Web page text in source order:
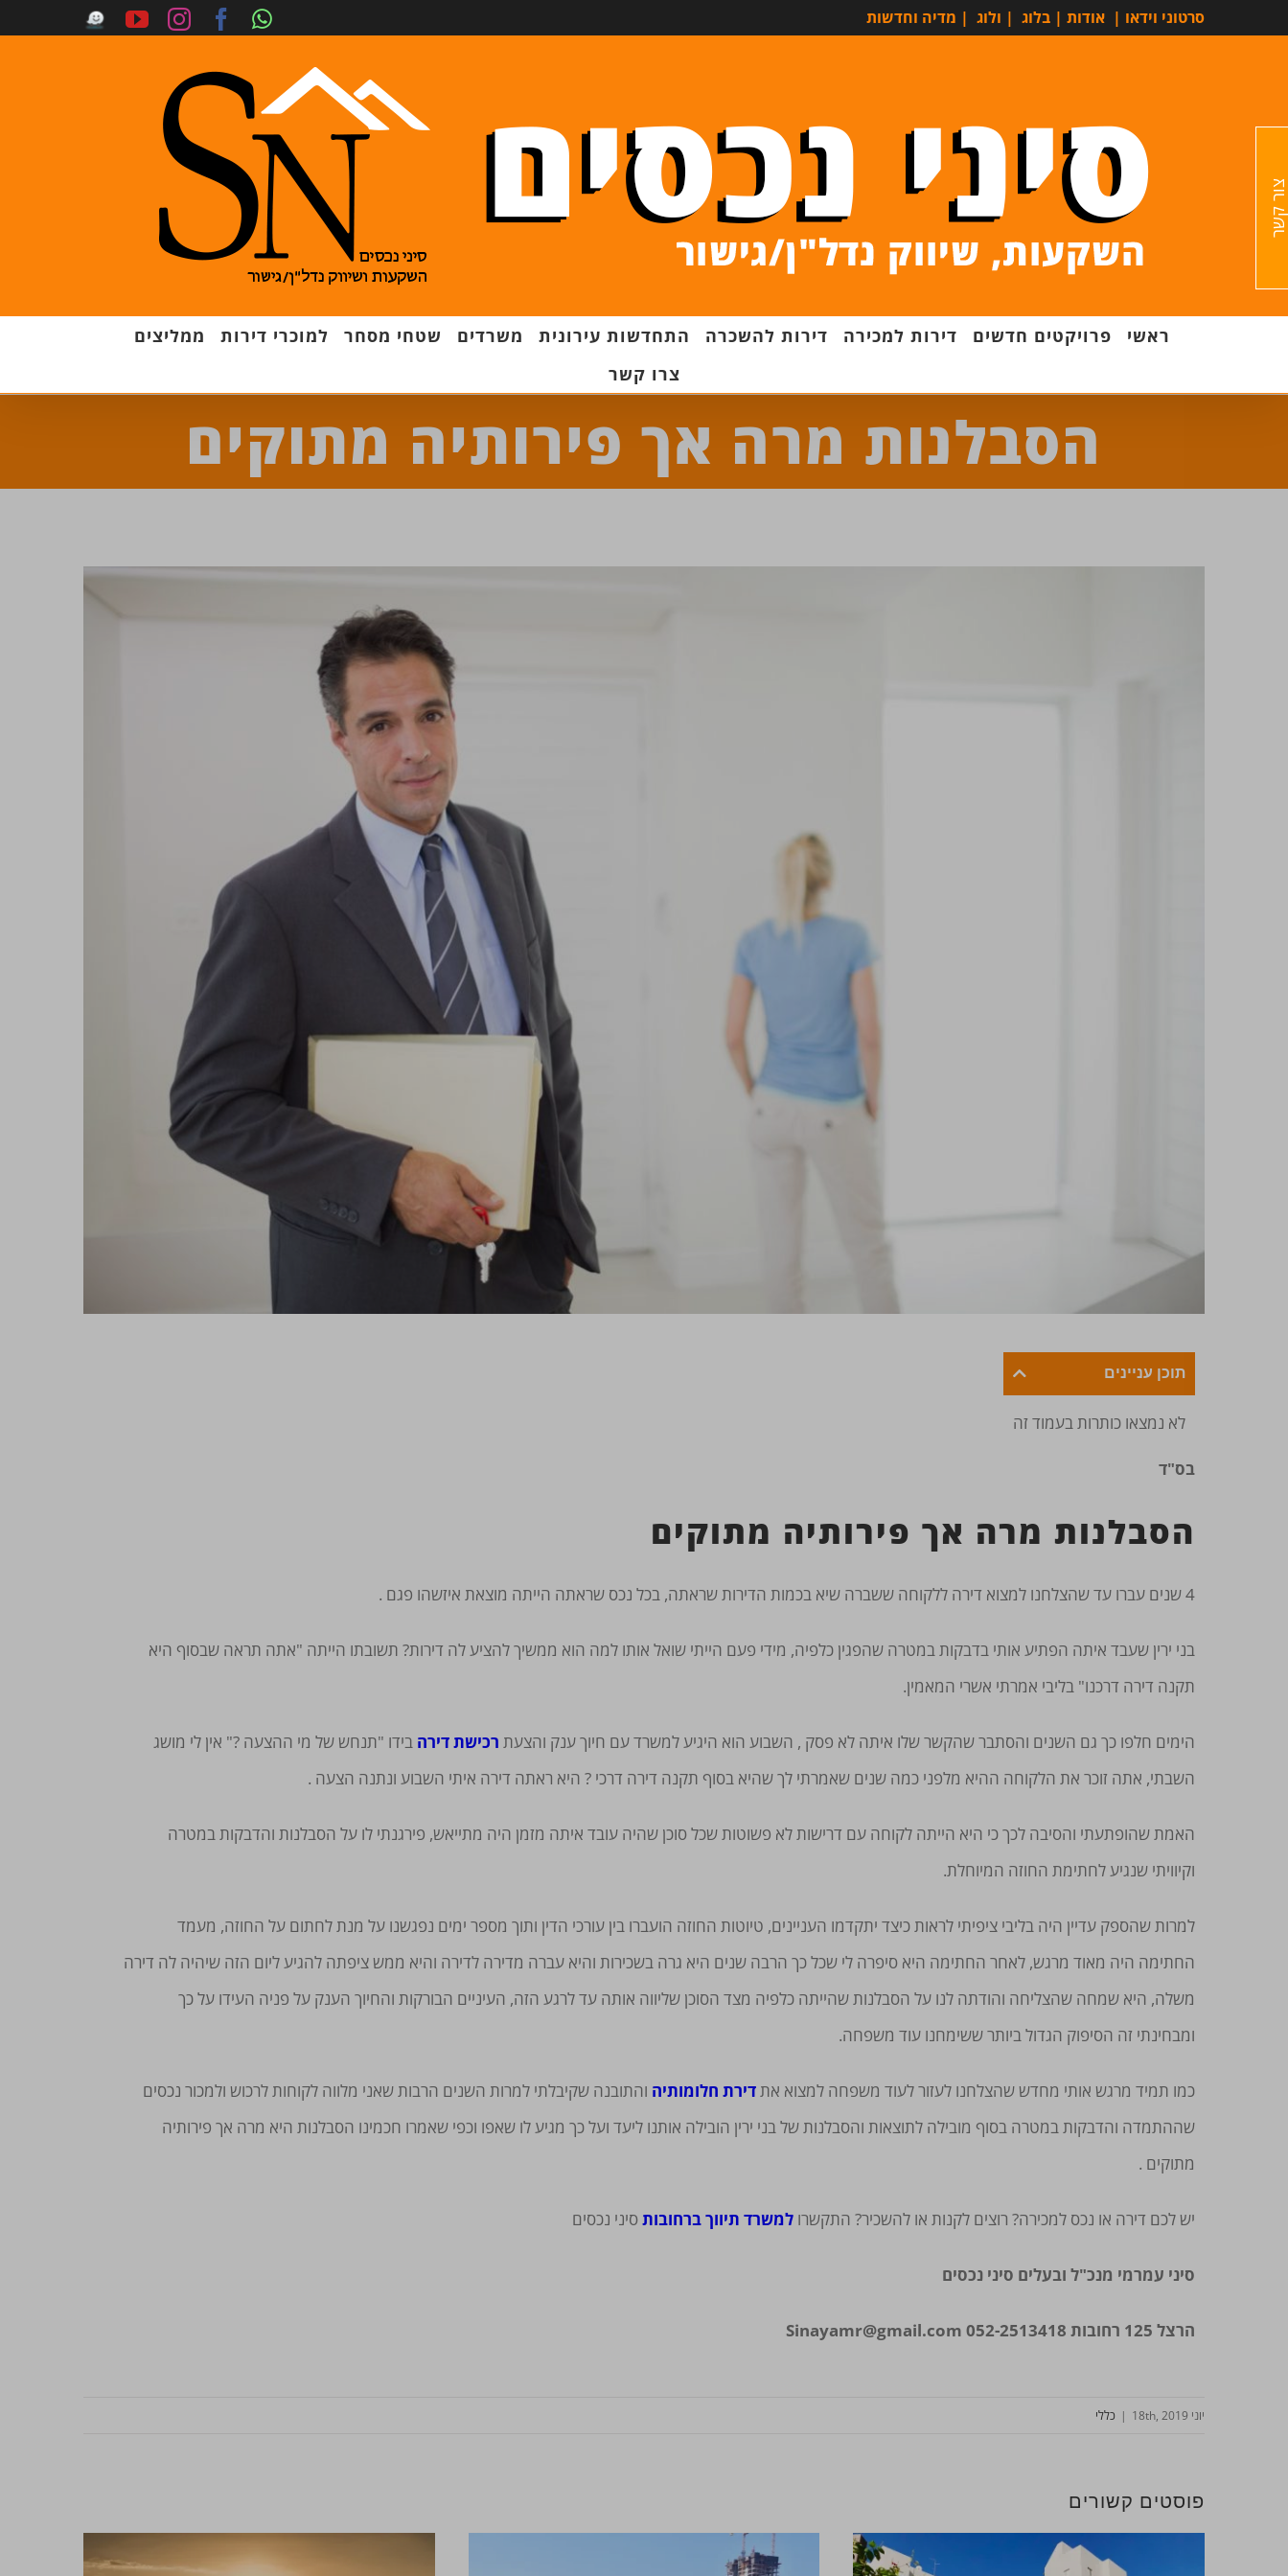
סרטוני וידאו | אודות | בלוג | ולוג | מדיה וחדשות
ראשי פרויקטים חדשים דירות למכירה דירות להשכרה התחדשות עירונית משרדים שטחי מסחר למוכרי דירות
ממליצים
צרו קשר
הסבלנות מרה אך פירותיה מתוקים
תוכן עניינים
לא נמצאו כותרות בעמוד זה
בס"ד
הסבלנות מרה אך פירותיה מתוקים
4 שנים עברו עד שהצלחנו למצוא דירה ללקוחה ששברה שיא בכמות הדירות שראתה, בכל נכס שראתה הייתה מוצאת איזשהו פגם .
בני ירין שעבד איתה הפתיע אותי בדבקות במטרה שהפגין כלפיה, מידי פעם הייתי שואל אותו למה הוא ממשיך להציע לה דירות? תשובתו הייתה "אתה תראה שבסוף היא
תקנה דירה דרכנו" בליבי אמרתי אשרי המאמין.
הימים חלפו כך גם השנים והסתבר שהקשר שלו איתה לא פסק , השבוע הוא היגיע למשרד עם חיוך ענק והצעת רכישת דירה בידו "תנחש של מי ההצעה ?" אין לי מושג
השבתי, אתה זוכר את הלקוחה ההיא מלפני כמה שנים שאמרתי לך שהיא בסוף תקנה דירה דרכי ? היא ראתה דירה איתי השבוע ונתנה הצעה .
האמת שהופתעתי והסיבה לכך כי היא הייתה לקוחה עם דרישות לא פשוטות שכל סוכן שהיה עובד איתה מזמן היה מתייאש, פירגנתי לו על הסבלנות והדבקות במטרה
וקיוויתי שנגיע לחתימת החוזה המיוחלת.
למרות שהספק עדיין היה בליבי ציפיתי לראות כיצד יתקדמו העניינים, טיוטות החוזה הועברו בין עורכי הדין ותוך מספר ימים נפגשנו על מנת לחתום על החוזה, מעמד
החתימה היה מאוד מרגש, לאחר החתימה היא סיפרה לי שכל כך הרבה שנים היא גרה בשכירות והיא עברה מדירה לדירה והיא ממש ציפתה להגיע ליום הזה שיהיה לה דירה
משלה, היא שמחה שהצליחה והודתה לנו על הסבלנות שהייתה כלפיה מצד הסוכן שליווה אותה עד לרגע הזה, העיניים הבורקות והחיוך הענק על פניה העידו על כך
ומבחינתי זה הסיפוק הגדול ביותר ששימחנו עוד משפחה.
כמו תמיד מרגש אותי מחדש שהצלחנו לעזור לעוד משפחה למצוא את דירת חלומותיה והתובנה שקיבלתי למרות השנים הרבות שאני מלווה לקוחות לרכוש ולמכור נכסים
שההתמדה והדבקות במטרה בסוף מובילה לתוצאות והסבלנות של בני ירין הובילה אותנו ליעד ועל כך מגיע לו שאפו וכפי שאמרו חכמינו הסבלנות היא מרה אך פירותיה
מתוקים .
יש לכם דירה או נכס למכירה? רוצים לקנות או להשכיר? התקשרו למשרד תיווך ברחובותסיני נכסים
סיני עמרמי מנכ"ל ובעלים סיני נכסים
הרצל 125 רחובות 052-2513418
Sinayamr@gmail.com
יוני 18th, 2019 | כללי
פוסטים קשורים
צור קשר